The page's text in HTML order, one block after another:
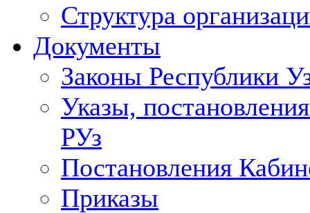
Структура
Документы
Законы Республики
Указы,
РУз
Постановления
Приказы